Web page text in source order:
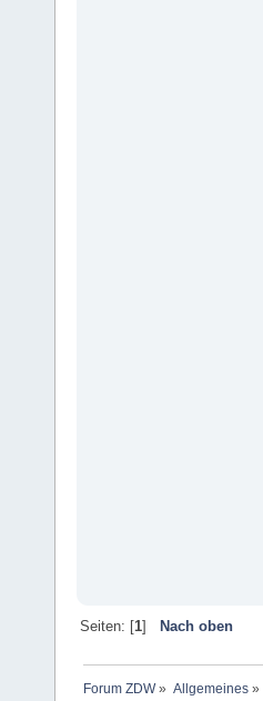
Seiten: [1] Nach oben
Forum ZDW» Allgemeines »